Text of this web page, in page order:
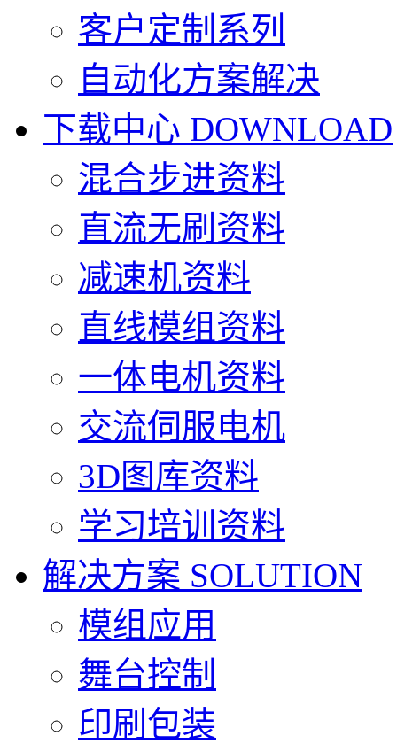
客户定制系列
自动化方案解决
下载中心 DOWNLOAD
混合步进资料
直流无刷资料
减速机资料
直线模组资料
一体电机资料
交流伺服电机
3D图库资料
学习培训资料
解决方案 SOLUTION
模组应用
舞台控制
印刷包装